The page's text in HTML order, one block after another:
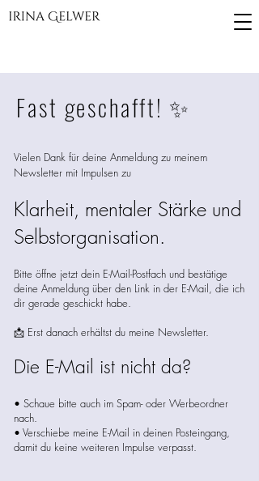
Fast geschafft! ✨
Vielen Dank für deine Anmeldung zu meinem
Newsletter mit Impulsen zu
​Klarheit, mentaler Stärke und
Selbstorganisation.
Bitte öffne jetzt dein E-Mail-Postfach und bestätige
deine Anmeldung über den Link in der E-Mail, die ich
dir gerade geschickt habe.
📩 Erst danach erhältst du meine Newsletter.
Die E-Mail ist nicht da?
• Schaue bitte auch im Spam- oder Werbeordner
nach.
• Verschiebe meine E-Mail in deinen Posteingang,
damit du keine weiteren Impulse verpasst.